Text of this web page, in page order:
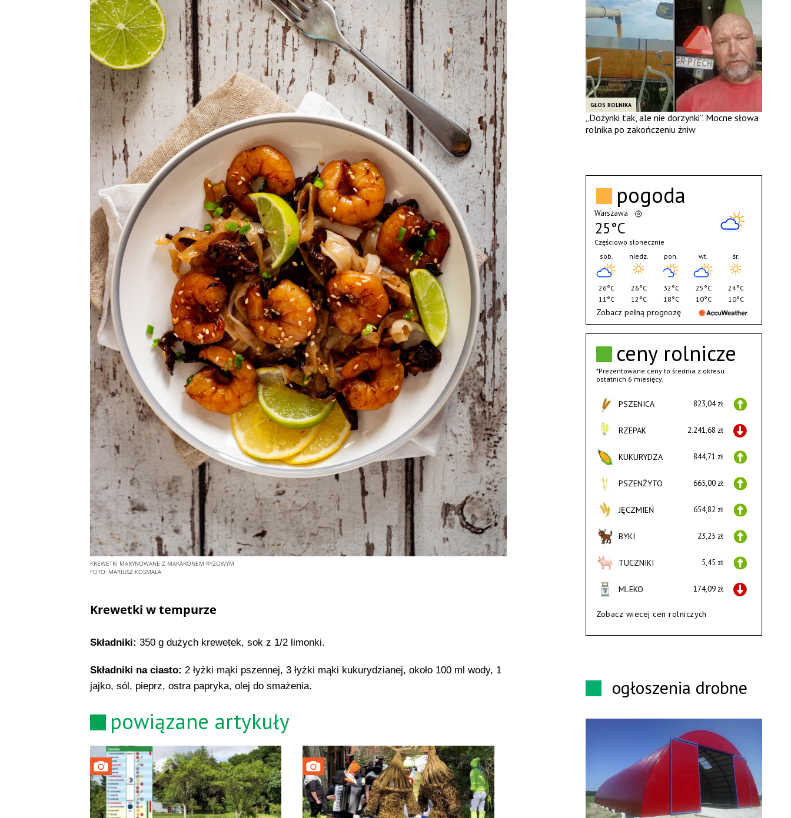
KREWETKI MARYNOWANE Z MAKARONEM RYŻOWYM
FOTO: MARIUSZ KOSMALA
Krewetki w tempurze
Składniki: 350 g dużych krewetek, sok z 1/2 limonki.
Składniki na ciasto: 2 łyżki mąki pszennej, 3 łyżki mąki kukurydzianej, około 100 ml wody, 1
jajko, sól, pieprz, ostra papryka, olej do smażenia.
powiązane artykuły
GŁOS ROLNIKA
„Dożynki tak, ale nie dorzynki”. Mocne słowa
rolnika po zakończeniu żniw
ceny rolnicze
*Prezentowane ceny to średnia z okresu
ostatnich 6 miesięcy.
PSZENICA 823,04 zł
RZEPAK 2.241,68 zł
KUKURYDZA 844,71 zł
PSZENŻYTO 665,00 zł
JĘCZMIEŃ 654,82 zł
BYKI 23,25 zł
TUCZNIKI 5,45 zł
MLEKO 174,09 zł
Zobacz wiecej cen rolniczych
pogoda
Warszawa
25°C
Częściowo słonecznie
sob.
26°C
11°C
niedz.
26°C
12°C
pon.
32°C
18°C
wt.
25°C
10°C
śr.
24°C
10°C
Zobacz pełną prognozę
ogłoszenia drobne